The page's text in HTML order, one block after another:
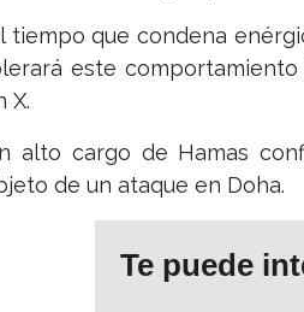
tiempo que condena
este comportamiento
X.
alto cargo de Hamas
de un ataque en Doha.
Te puede